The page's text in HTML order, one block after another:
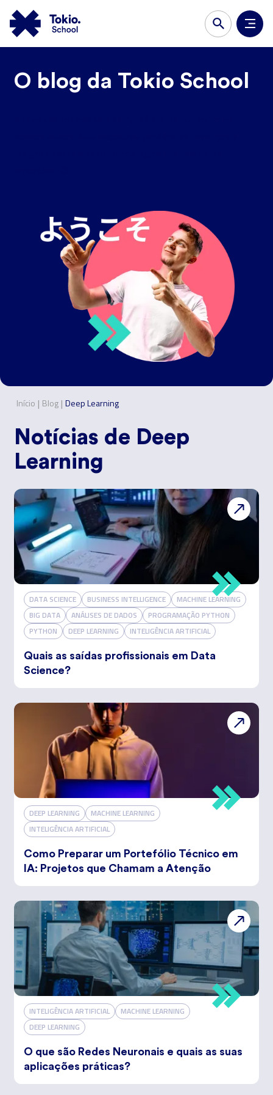
O blog da Tokio School
Início | Blog | Deep Learning
Notícias de Deep
Learning
DATA SCIENCE BUSINESS INTELLIGENCE
MACHINE LEARNING
BIG DATA
ANÁLISES DE DADOS
PROGRAMAÇÃO PYTHON
PYTHON
DEEP LEARNING INTELIGÊNCIA ARTIFICIAL
Quais as saídas profissionais em Data
Science?
DEEP LEARNING
MACHINE LEARNING
INTELIGÊNCIA ARTIFICIAL
Como Preparar um Portefólio Técnico em
IA: Projetos que Chamam a Atenção
INTELIGÊNCIA ARTIFICIAL
MACHINE LEARNING
DEEP LEARNING
O que são Redes Neuronais e quais as suas
aplicações práticas?